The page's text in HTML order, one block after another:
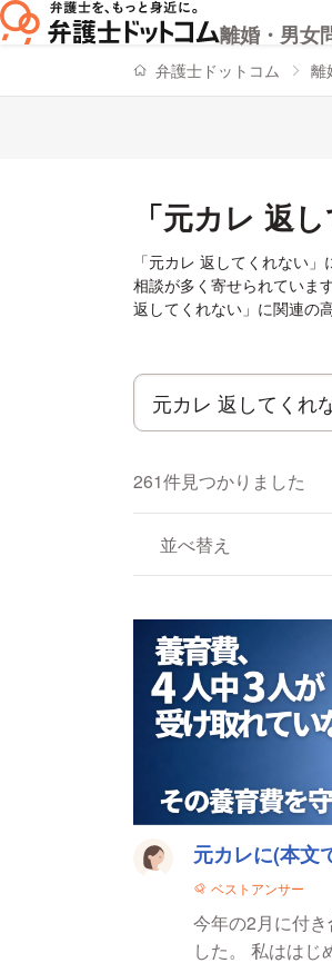
離婚・男女
弁護士ドットコム 離
「元カレ 返
「元カレ 返してくれない
相談が多く寄せられていま
返してくれない」に関連の
261件見つかりました
並べ替え
法律相談一覧
元カレに(本文
ベストアンサー
今年の2月に付
した。 私ははじめ、一